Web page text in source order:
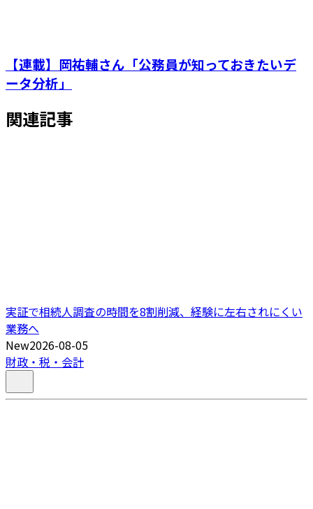
【連載】岡祐輔さん「公務員が知っておきたいデ
ータ分析」
関連記事
実証で相続人調査の時間を8割削減、経験に左右されにくい
業務へ
New2026-08-05
財政・税・会計